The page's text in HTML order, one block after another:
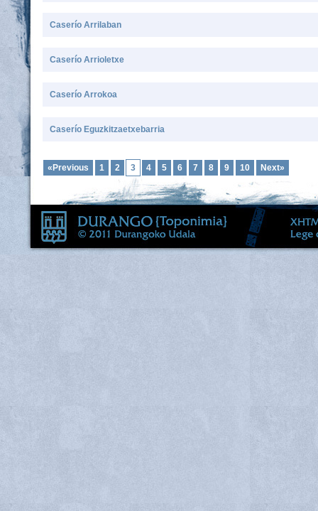
Caserío Arrilaban
Caserío Arrioletxe
Caserío Arrokoa
Caserío Eguzkitzaetxebarria
«Previous 1 2 3 4 5 6 7 8 9 10 Next»